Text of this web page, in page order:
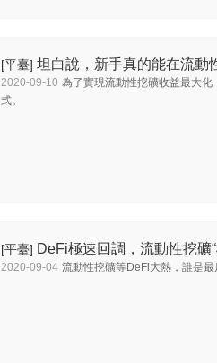
[平臺] 坦白說，新手真的能在流動
2020-09-10 為了實現流動性挖礦收益最大
式。
[平臺] DeFi極速回調，流動性挖礦
2020-09-04 流動性挖礦等DeFi大熱，誰是最